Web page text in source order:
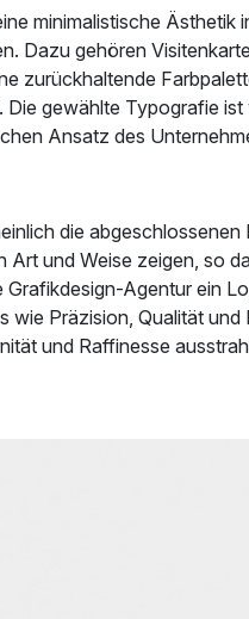
minimalistische Ästhetik
Dazu gehören
zurückhaltende
gewählte Typografie
Ansatz des
die abgeschlossenen
und Weise zeigen, so
Agentur ein
wie Präzision, Qualität
und Raffinesse